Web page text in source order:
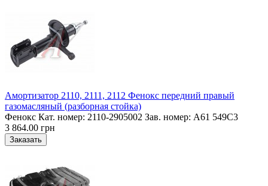
Амортизатор 2110, 2111, 2112 Фенокс передний правый
газомасляный (разборная стойка)
Фенокс Кат. номер: 2110-2905002 Зав. номер: A61 549C3
3 864.00 грн